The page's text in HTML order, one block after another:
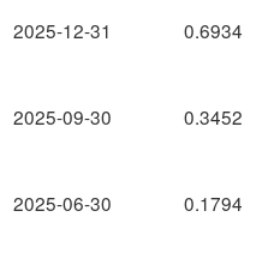
2025-12-31
2025-09-30
2025-06-30
0.6934
0.3452
0.1794